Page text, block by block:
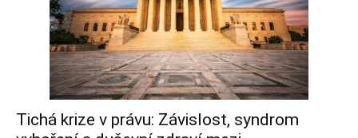
Tichá krize v právu: Závislost, syndrom